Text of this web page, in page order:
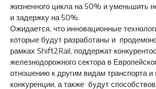
жизненного цикла на 50% и уменьшить
и задержку на 50%.
Ожидается, что инновационные
которые будут разработаны и
рамках Shift2Rail, поддержат
железнодорожного сектора в
отношению к другим видам транспорта и
конкуренции, а также будут